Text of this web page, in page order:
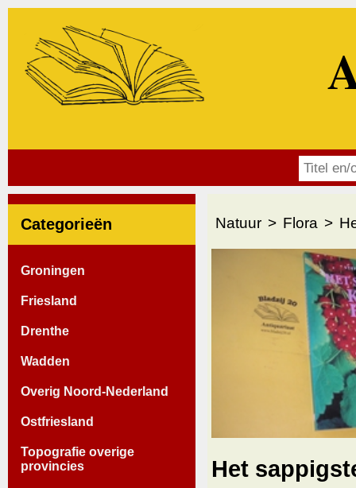
Categorieën
Groningen
Friesland
Drenthe
Wadden
Overig Noord-Nederland
Ostfriesland
Topografie overige
provincies
Natuur Flora
Het